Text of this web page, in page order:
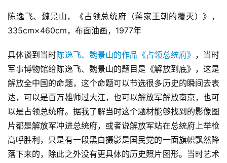
陈逸飞、魏景山，《占领总统府（蒋家王朝的覆灭）》，
335cm×460cm，布面油画，1977年
具体谈到当时陈逸飞、魏景山的作品《占领总统府》 ，当时
军事博物馆给陈逸飞、魏景山的题目是《解放到底》，这是
解放全中国的命题，这个命题可以节选很多历史的瞬间去表
达，可以是百万雄师过大江，也可以解放军解放南京，也可
以是占领总统府。据我了解当时这个题材能够找到的影像图
片都是解放军冲进总统府，或者说解放军站在总统府上举枪
高呼胜利，只是有一段黑白摄影是国民党的一面旗帜飘然降
落下来的，除此之外没有更具体的历史照片图形。当时艺术